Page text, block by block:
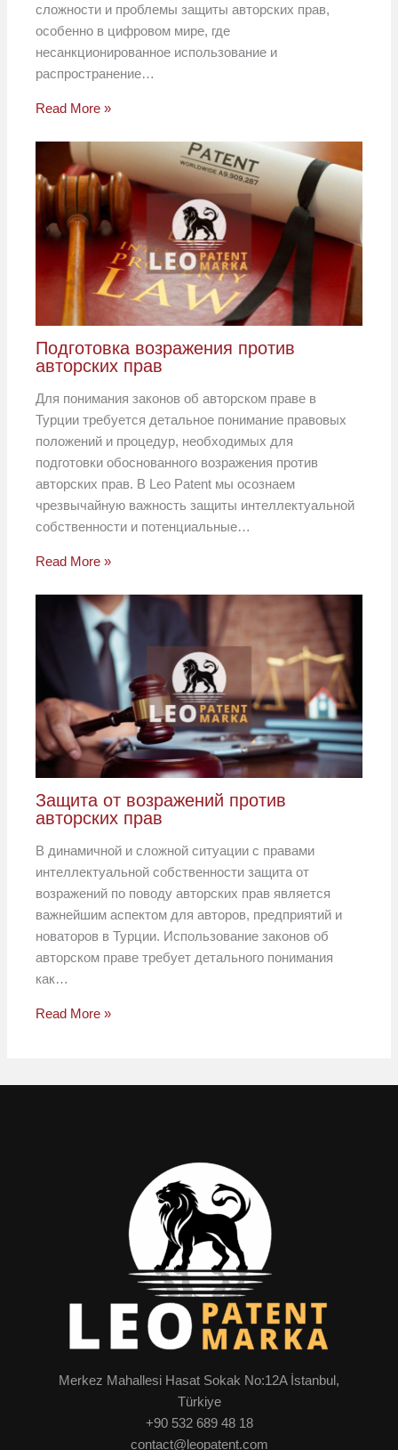
сложности и проблемы защиты авторских прав,
особенно в цифровом мире, где
несанкционированное использование и
распространение…
Read More »
Подготовка возражения против
авторских прав
Для понимания законов об авторском праве в
Турции требуется детальное понимание правовых
положений и процедур, необходимых для
подготовки обоснованного возражения против
авторских прав. В Leo Patent мы осознаем
чрезвычайную важность защиты интеллектуальной
собственности и потенциальные…
Read More »
Защита от возражений против
авторских прав
В динамичной и сложной ситуации с правами
интеллектуальной собственности защита от
возражений по поводу авторских прав является
важнейшим аспектом для авторов, предприятий и
новаторов в Турции. Использование законов об
авторском праве требует детального понимания
как…
Read More »
Merkez Mahallesi Hasat Sokak No:12A İstanbul,
Türkiye
+90 532 689 48 18
contact@leopatent.com